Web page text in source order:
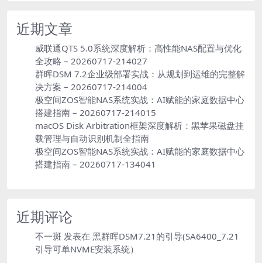
近期文章
威联通QTS 5.0系统深度解析：高性能NAS配置与优化
全攻略 – 20260717-214027
群晖DSM 7.2企业级部署实战：从规划到运维的完整解
决方案 – 20260717-214004
极空间ZOS智能NAS系统实战：AI赋能的家庭数据中心
搭建指南 – 20260717-214015
macOS Disk Arbitration框架深度解析：黑苹果磁盘挂
载管理与自动识别机制全指南
极空间ZOS智能NAS系统实战：AI赋能的家庭数据中心
搭建指南 – 20260717-134041
近期评论
不一斑 发表在 黑群晖DSM7.21的引导(SA6400_7.21
引导可单NVME安装系统）